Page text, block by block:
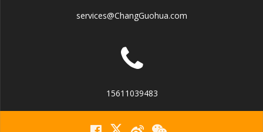
services@ChangGuohua.com
15611039483